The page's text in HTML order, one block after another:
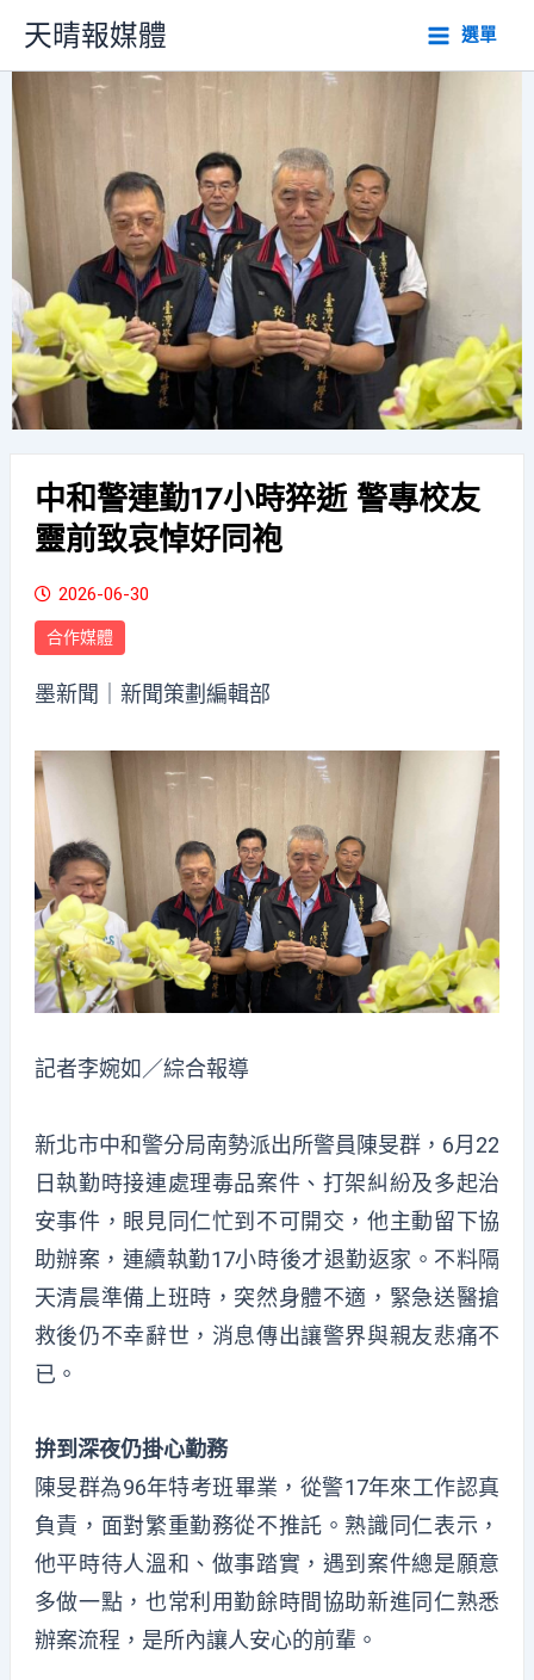
主
要
內
天晴報媒體 選單
中和警連勤17小時猝逝 警專校友
靈前致哀悼好同袍
2026-06-30
合作媒體
墨新聞 ｜新聞策劃編輯部
記者李婉如／綜合報導
新北市中和警分局南勢派出所警員陳旻群，6月22
日執勤時接連處理毒品案件、打架糾紛及多起治
安事件，眼見同仁忙到不可開交，他主動留下協
助辦案，連續執勤17小時後才退勤返家。不料隔
天清晨準備上班時，突然身體不適，緊急送醫搶
救後仍不幸辭世，消息傳出讓警界與親友悲痛不
已。
拚到深夜仍掛心勤務
陳旻群為96年特考班畢業，從警17年來工作認真
負責，面對繁重勤務從不推託。熟識同仁表示，
他平時待人溫和、做事踏實，遇到案件總是願意
多做一點，也常利用勤餘時間協助新進同仁熟悉
辦案流程，是所內讓人安心的前輩。